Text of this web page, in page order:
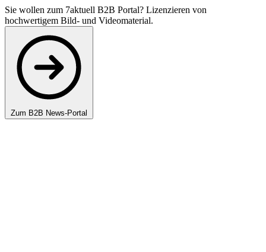
Sie wollen zum 7aktuell B2B Portal? Lizenzieren von
hochwertigem Bild- und Videomaterial.
Zum B2B News-Portal